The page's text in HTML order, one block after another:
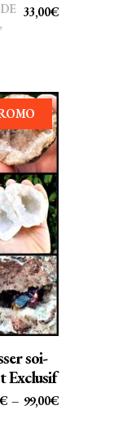
33,00€
Ce
produit
a
plusieurs
variations.
Les
options
être
sur
soi-
Exclusif
– 99,00€PLAGE